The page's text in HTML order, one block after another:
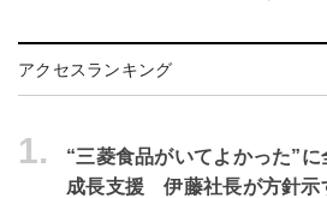
アクセスランキング
1.
“三菱食品がいてよかった”
成長支援 伊藤社長が方針示